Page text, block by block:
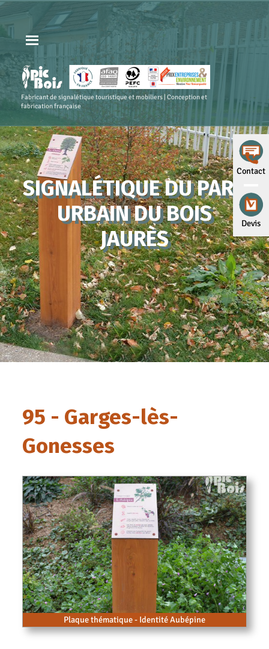
Contact
Devis
Fabricant de signalétique touristique et mobiliers | Conception et
fabrication française
SIGNALÉTIQUE DU PARC
URBAIN DU BOIS
JAURÈS
95 - Garges-lès-
Gonesses
Plaque thématique - Identité Aubépine